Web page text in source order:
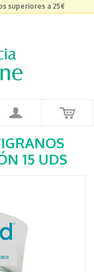
superiores a 25€
15 UDS